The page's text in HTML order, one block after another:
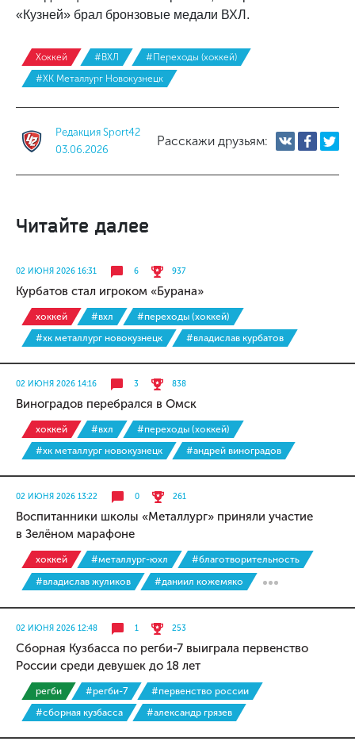
«Кузней» брал бронзовые медали ВХЛ.
Хоккей #ВХЛ
#Переходы (хоккей)
#ХК Металлург Новокузнецк
Редакция Sport42
03.06.2026
Расскажи друзьям:
Читайте далее
02 ИЮНЯ 2026 16:31 6 937
Курбатов стал игроком «Бурана»
хоккей #вхл
#переходы (хоккей)
#хк металлург новокузнецк
#владислав курбатов
02 ИЮНЯ 2026 14:16 3 838
Виноградов перебрался в Омск
хоккей #вхл
#переходы (хоккей)
#хк металлург новокузнецк
#андрей виноградов
02 ИЮНЯ 2026 13:22 0 261
Воспитанники школы «Металлург» приняли участие
в Зелёном марафоне
хоккей #металлург-юхл
#благотворительность
#владислав жуликов
#даниил кожемяко
02 ИЮНЯ 2026 12:48 1 253
Сборная Кузбасса по регби-7 выиграла первенство
России среди девушек до 18 лет
регби #регби-7
#первенство россии
#сборная кузбасса
#александр грязев